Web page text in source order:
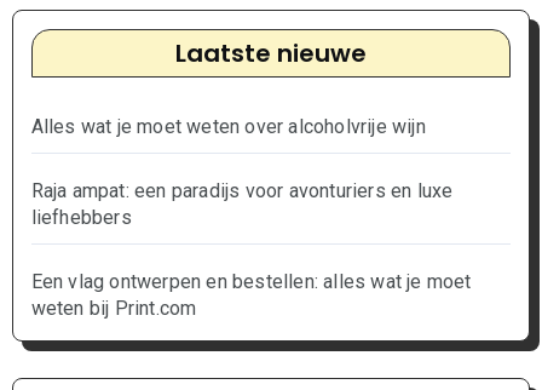
Laatste nieuwe
Alles wat je moet weten over alcoholvrije wijn
Raja ampat: een paradijs voor avonturiers en luxe
liefhebbers
Een vlag ontwerpen en bestellen: alles wat je moet
weten bij Print.com